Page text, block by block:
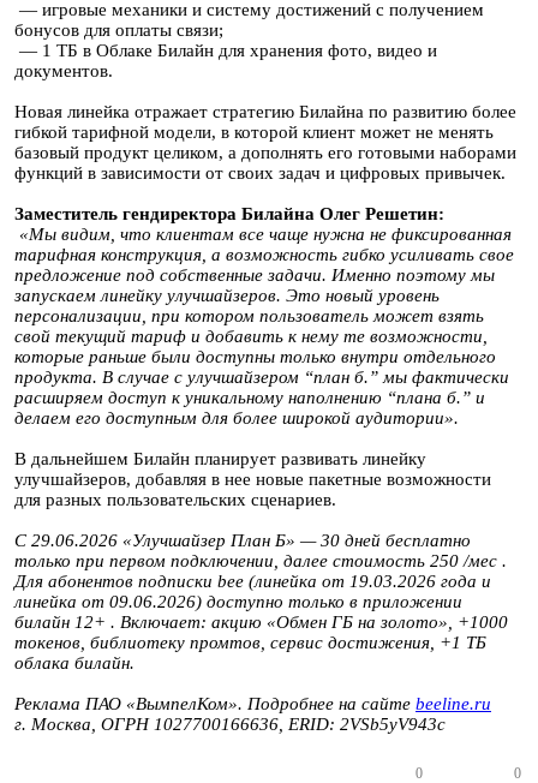
— игровые механики и систему достижений с получением
бонусов для оплаты связи;
— 1 ТБ в Облаке Билайн для хранения фото, видео и
документов.
Новая линейка отражает стратегию Билайна по развитию более
гибкой тарифной модели, в которой клиент может не менять
базовый продукт целиком, а дополнять его готовыми наборами
функций в зависимости от своих задач и цифровых привычек.
Заместитель гендиректора Билайна Олег Решетин:
«Мы видим, что клиентам все чаще нужна не фиксированная
тарифная конструкция, а возможность гибко усиливать свое
предложение под собственные задачи. Именно поэтому мы
запускаем линейку улучшайзеров. Это новый уровень
персонализации, при котором пользователь может взять
свой текущий тариф и добавить к нему те возможности,
которые раньше были доступны только внутри отдельного
продукта. В случае с улучшайзером “план б.” мы фактически
расширяем доступ к уникальному наполнению “плана б.” и
делаем его доступным для более широкой аудитории».
В дальнейшем Билайн планирует развивать линейку
улучшайзеров, добавляя в нее новые пакетные возможности
для разных пользовательских сценариев.
С 29.06.2026 «Улучшайзер План Б» — 30 дней бесплатно
только при первом подключении, далее стоимость 250 /мес .
Для абонентов подписки bee (линейка от 19.03.2026 года и
линейка от 09.06.2026) доступно только в приложении
билайн 12+ . Включает: акцию «Обмен ГБ на золото», +1000
токенов, библиотеку промтов, сервис достижения, +1 ТБ
облака билайн.
Реклама ПАО «ВымпелКом». Подробнее на сайте beeline.ru
г. Москва, ОГРН 1027700166636, ERID: 2VSb5yV943c
0 0